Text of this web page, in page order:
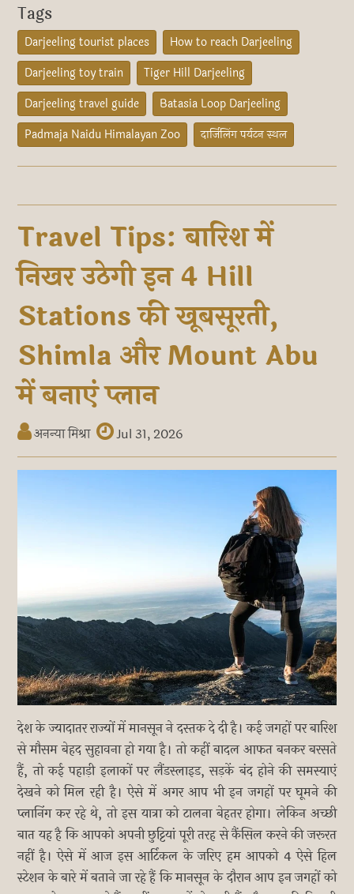
Tags
Darjeeling tourist places
How to reach Darjeeling
Darjeeling toy train
Tiger Hill Darjeeling
Darjeeling travel guide
Batasia Loop Darjeeling
Padmaja Naidu Himalayan Zoo
दार्जिलिंग पर्यटन स्थल
Travel Tips: बारिश में
निखर उठेगी इन 4 Hill
Stations की खूबसूरती,
Shimla और Mount Abu
में बनाएं प्लान
अनन्या मिश्रा Jul 31, 2026
देश के ज्यादातर राज्यों में मानसून ने दस्तक दे दी है। कई जगहों पर बारिश
से मौसम बेहद सुहावना हो गया है। तो कहीं बादल आफत बनकर बरसते
हैं, तो कई पहाड़ी इलाकों पर लैंडस्लाइड, सड़कें बंद होने की समस्याएं
देखने को मिल रही है। ऐसे में अगर आप भी इन जगहों पर घूमने की
प्लानिंग कर रहे थे, तो इस यात्रा को टालना बेहतर होगा। लेकिन अच्छी
बात यह है कि आपको अपनी छुट्टियां पूरी तरह से कैंसिल करने की जरूरत
नहीं है। ऐसे में आज इस आर्टिकल के जरिए हम आपको 4 ऐसे हिल
स्टेशन के बारे में बताने जा रहे हैं कि मानसून के दौरान आप इन जगहों को